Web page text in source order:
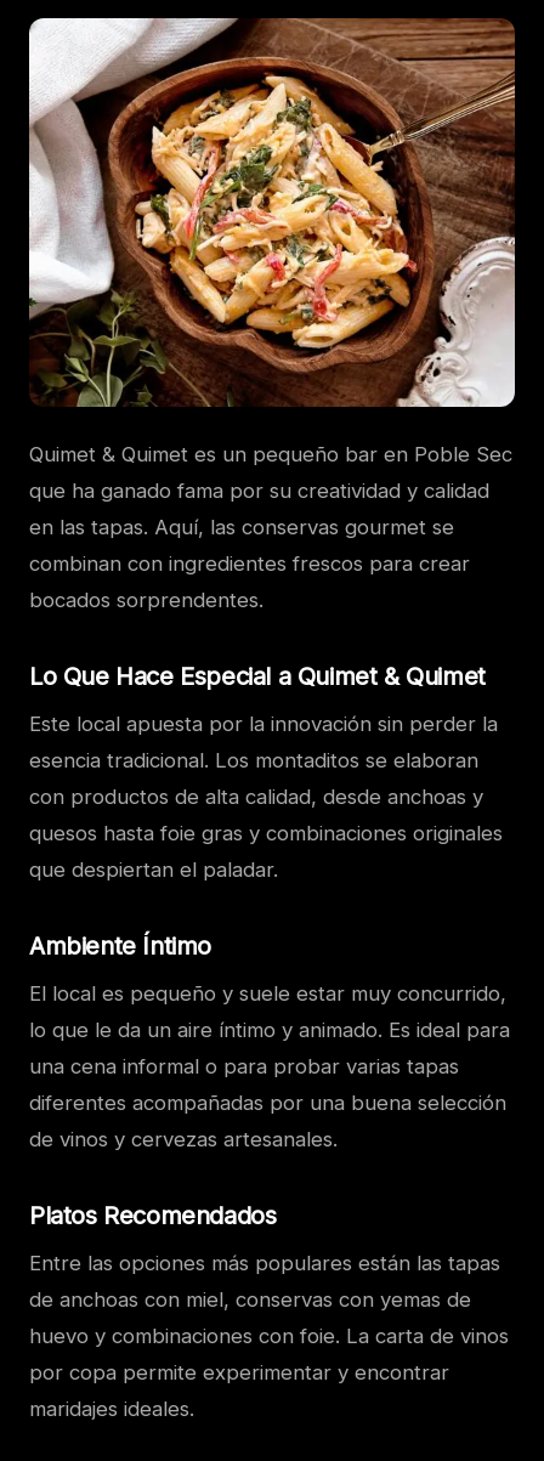
Quimet & Quimet es un pequeño bar en Poble Sec
que ha ganado fama por su creatividad y calidad
en las tapas. Aquí, las conservas gourmet se
combinan con ingredientes frescos para crear
bocados sorprendentes.
Lo Que Hace Especial a Quimet & Quimet
Este local apuesta por la innovación sin perder la
esencia tradicional. Los montaditos se elaboran
con productos de alta calidad, desde anchoas y
quesos hasta foie gras y combinaciones originales
que despiertan el paladar.
Ambiente Íntimo
El local es pequeño y suele estar muy concurrido,
lo que le da un aire íntimo y animado. Es ideal para
una cena informal o para probar varias tapas
diferentes acompañadas por una buena selección
de vinos y cervezas artesanales.
Platos Recomendados
Entre las opciones más populares están las tapas
de anchoas con miel, conservas con yemas de
huevo y combinaciones con foie. La carta de vinos
por copa permite experimentar y encontrar
maridajes ideales.